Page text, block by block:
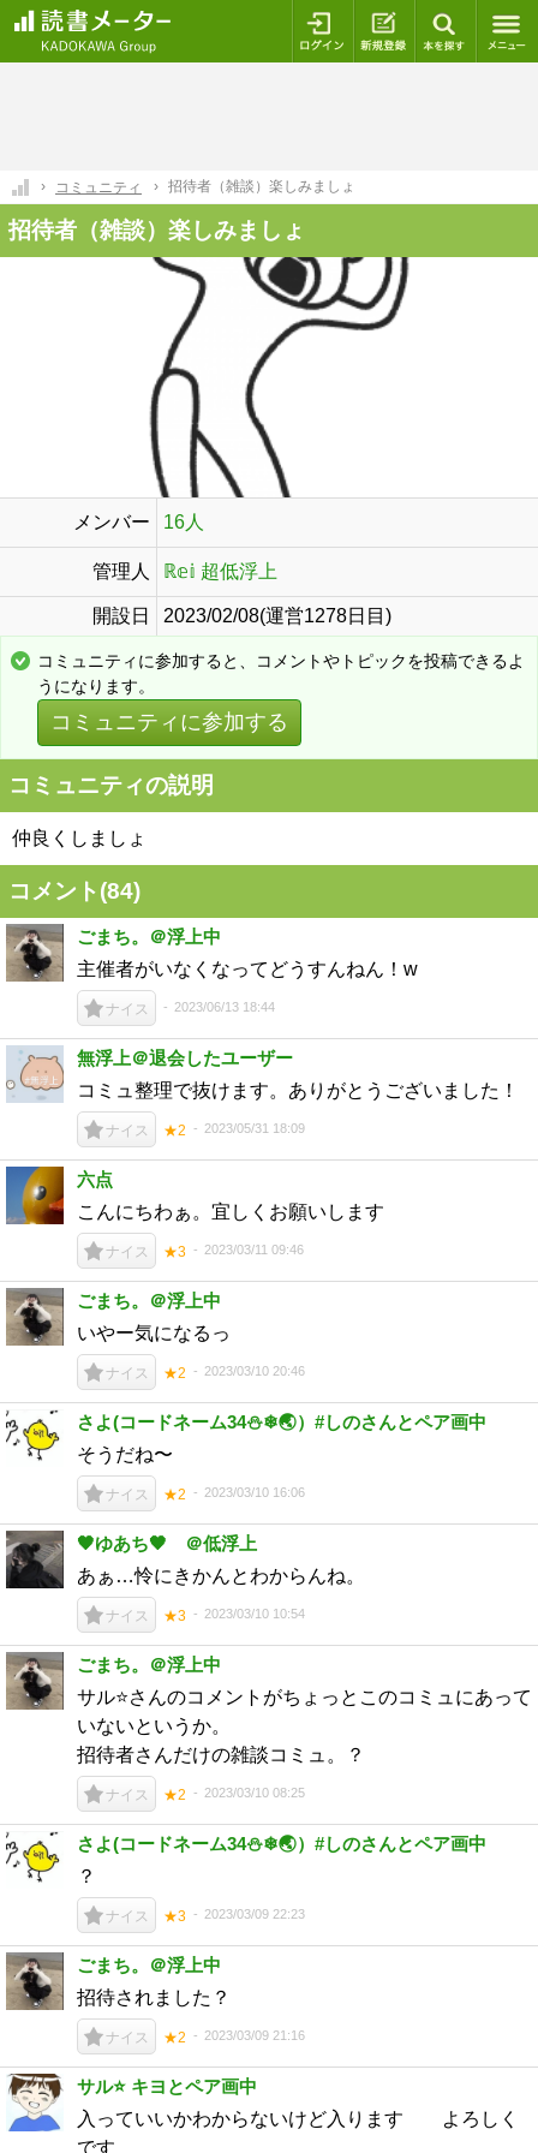
ログイン 新規登録
コミュニティ 招待者（雑談）楽しみましょ
招待者（雑談）楽しみましょ
メンバー 16人
管理人 ℝ𝕖𝕚 超低浮上
開設日 2023/02/08(運営1278日目)
コミュニティに参加すると、コメントやトピックを投稿できるよ
うになります。
コミュニティに参加する
コミュニティの説明
仲良くしましょ
コメント(84)
ごまち。＠浮上中
主催者がいなくなってどうすんねん！w
ナイス 2023/06/13 18:44
無浮上＠退会したユーザー
コミュ整理で抜けます。ありがとうございました！
ナイス ★2 2023/05/31 18:09
六点
こんにちわぁ。宜しくお願いします
ナイス ★3 2023/03/11 09:46
ごまち。＠浮上中
いやー気になるっ
ナイス ★2 2023/03/10 20:46
さよ(コードネーム34⛄❄🌏）#しのさんとペア画中
そうだね〜
ナイス ★2 2023/03/10 16:06
🖤ゆあち🖤 ＠低浮上
あぁ…怜にきかんとわからんね。
ナイス ★3 2023/03/10 10:54
ごまち。＠浮上中
サル⭐️さんのコメントがちょっとこのコミュにあって
いないというか。
招待者さんだけの雑談コミュ。？
ナイス ★2 2023/03/10 08:25
さよ(コードネーム34⛄❄🌏）#しのさんとペア画中
？
ナイス ★3 2023/03/09 22:23
ごまち。＠浮上中
招待されました？
ナイス ★2 2023/03/09 21:16
サル⭐️ キヨとペア画中
入っていいかわからないけど入ります よろしく
です